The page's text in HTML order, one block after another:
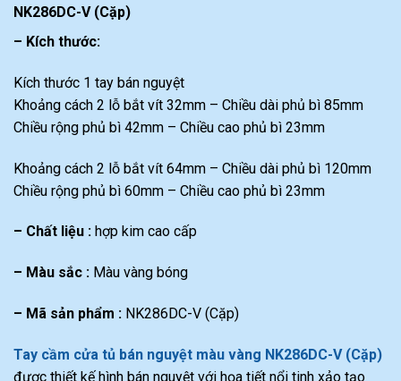
NK286DC-V (Cặp)
– Kích thước:
Kích thước 1 tay bán nguyệt
Khoảng cách 2 lỗ bắt vít 32mm – Chiều dài phủ bì 85mm
Chiều rộng phủ bì 42mm – Chiều cao phủ bì 23mm
Khoảng cách 2 lỗ bắt vít 64mm – Chiều dài phủ bì 120mm
Chiều rộng phủ bì 60mm – Chiều cao phủ bì 23mm
– Chất liệu : hợp kim cao cấp
– Màu sắc : Màu vàng bóng
– Mã sản phẩm : NK286DC-V (Cặp)
Tay cầm cửa tủ bán nguyệt màu vàng NK286DC-V (Cặp)
được thiết kế hình bán nguyệt với họa tiết nổi tinh xảo tạo